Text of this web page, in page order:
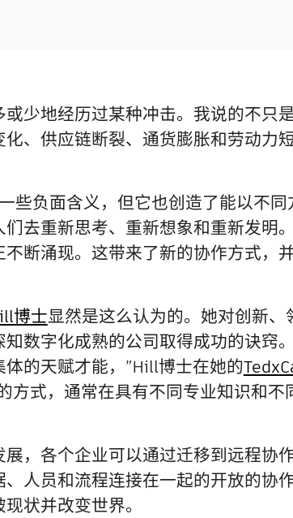
少地经历过某种冲击。我说的不只
、供应链断裂、通货膨胀和劳动力
些负面含义，但它也创造了能以不
去重新思考、重新想象和重新发明
断涌现。这带来了新的协作方式，
博士显然是这么认为的。她对创新、
数字化成熟的公司取得成功的诀窍
的天赋才能，”Hill博士在她的
方式，通常在具有不同专业知识和不
，各个企业可以通过迁移到远程协
人员和流程连接在一起的开放的协
状并改变世界。